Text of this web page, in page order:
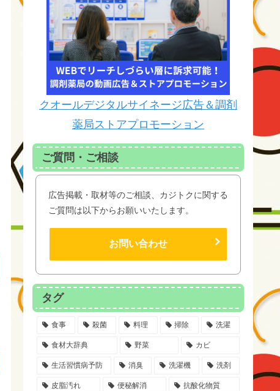
クオールデジタルサイネージ広告＆調剤
薬局ストアプロモーション
ご質問・ご相談
広告掲載・取材等のご相談、カジトクに関する
ご質問は以下からお願いいたします。
お問い合わせ
タグ
食事 殺菌 料理 掃除 洗濯
食材大辞典 野菜 カビ
生活習慣病予防 消臭 洗濯機 洗剤
皮脂汚れ 便秘解消 抗酸化物質